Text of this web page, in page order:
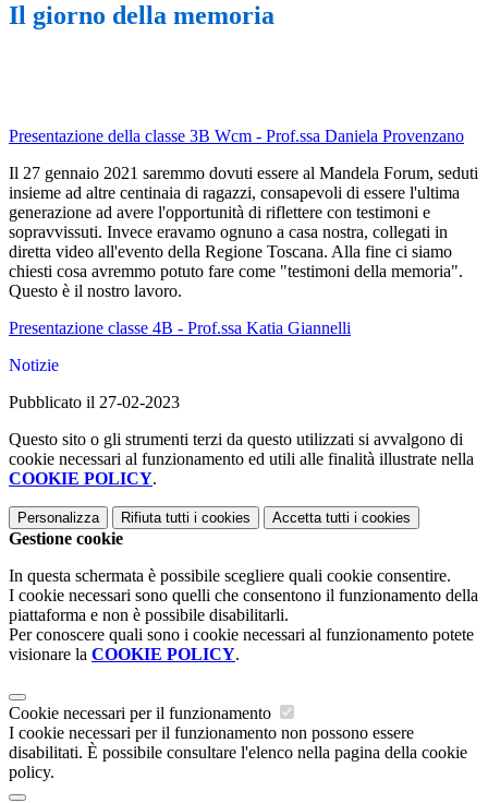
Il giorno della memoria
Presentazione della classe 3B Wcm - Prof.ssa Daniela Provenzano
Il 27 gennaio 2021 saremmo dovuti essere al Mandela Forum, seduti
insieme ad altre centinaia di ragazzi, consapevoli di essere l'ultima
generazione ad avere l'opportunità di riflettere con testimoni e
sopravvissuti. Invece eravamo ognuno a casa nostra, collegati in
diretta video all'evento della Regione Toscana. Alla fine ci siamo
chiesti cosa avremmo potuto fare come "testimoni della memoria".
Questo è il nostro lavoro.
Presentazione classe 4B - Prof.ssa Katia Giannelli
Notizie
Pubblicato il 27-02-2023
Questo sito o gli strumenti terzi da questo utilizzati si avvalgono di
cookie necessari al funzionamento ed utili alle finalità illustrate nella
COOKIE POLICY.
Personalizza Rifiuta tutti i cookies Accetta tutti i cookies
Gestione cookie
In questa schermata è possibile scegliere quali cookie consentire.
I cookie necessari sono quelli che consentono il funzionamento della
piattaforma e non è possibile disabilitarli.
Per conoscere quali sono i cookie necessari al funzionamento potete
visionare la COOKIE POLICY.
Cookie necessari per il funzionamento
I cookie necessari per il funzionamento non possono essere
disabilitati. È possibile consultare l'elenco nella pagina della cookie
policy.